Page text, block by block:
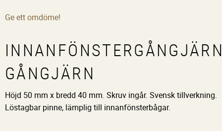
Ge ett omdöme!
GÅNGJÄRN
Höjd 50 mm x bredd 40 mm. Skruv ingår. Svensk tillverkning.
Löstagbar pinne, lämplig till innanfönsterbågar.